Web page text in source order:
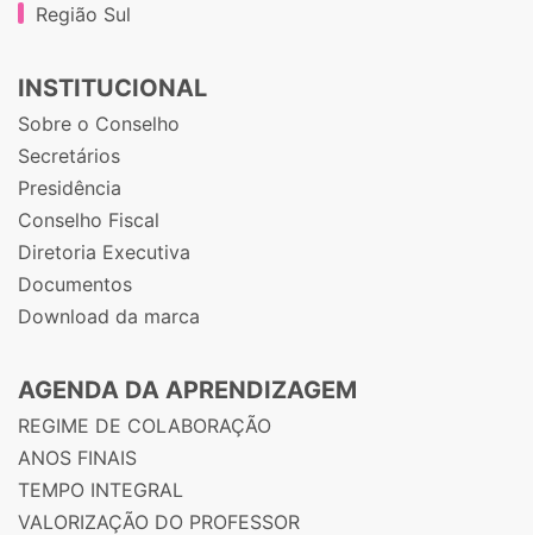
Região Sul
INSTITUCIONAL
Sobre o Conselho
Secretários
Presidência
Conselho Fiscal
Diretoria Executiva
Documentos
Download da marca
AGENDA DA APRENDIZAGEM
REGIME DE COLABORAÇÃO
ANOS FINAIS
TEMPO INTEGRAL
VALORIZAÇÃO DO PROFESSOR